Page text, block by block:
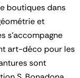
boutiques dans
et
s'accompagne
art-déco pour les
sont